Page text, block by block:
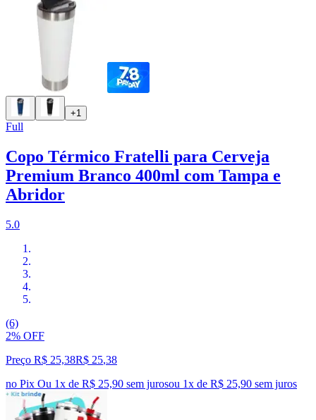
+1
Full
Copo Térmico Fratelli para Cerveja
Premium Branco 400ml com Tampa e
Abridor
5.0
(6)
2% OFF
Preço R$ 25,38R$ 25,38
no Pix Ou 1x de R$ 25,90 sem jurosou 1x de R$ 25,90 sem juros